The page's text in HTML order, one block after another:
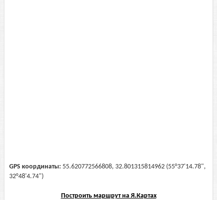
GPS координаты: 55.620772566808, 32.801315814962 (55°37'14.78",
32°48'4.74")
Построить маршрут на Я.Картах